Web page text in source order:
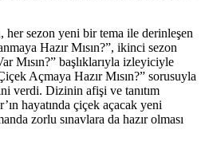
sezon yeni bir tema ile derinleşen
Hazır Mısın?”, ikinci sezon
Mısın?” başlıklarıyla izleyiciyle
Açmaya Hazır Mısın?” sorusuyla
verdi. Dizinin afişi ve tanıtım
hayatında çiçek açacak yeni
zorlu sınavlara da hazır olması